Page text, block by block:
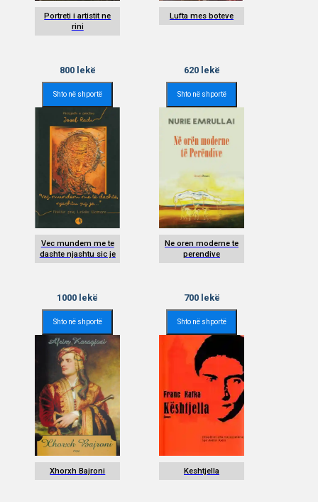
Portreti i artistit ne
rini
800lekë
Shto në shportë
Lufta mes boteve
620lekë
Shto në shportë
Vec mundem me te
dashte njashtu sic je
1000 lekë
Shto në shportë
Ne oren moderne te
perendive
700lekë
Shto në shportë
Xhorxh Bajroni Keshtjella